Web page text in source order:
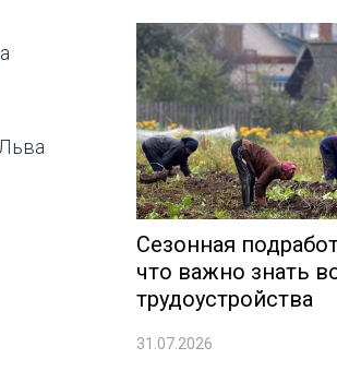
Сезонная
что важно знать
трудоустройства
31.07.2026